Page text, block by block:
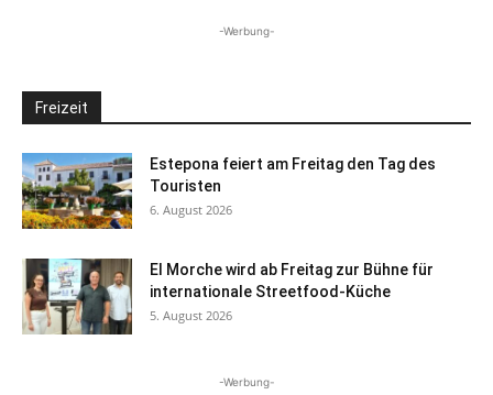
-Werbung-
Freizeit
Estepona feiert am Freitag den Tag des
Touristen
6. August 2026
El Morche wird ab Freitag zur Bühne für
internationale Streetfood-Küche
5. August 2026
-Werbung-